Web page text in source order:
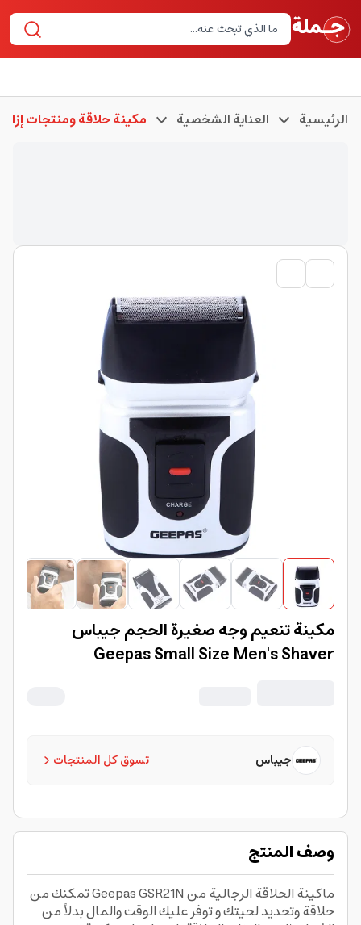
الرئيسية العناية الشخصية مكينة حلاقة ومنتجات
مكينة تنعيم وجه صغيرة الحجم جيباس
Geepas Small Size Men's Shaver
تسوق كل المنتجات جيباس
وصف المنتج
ماكينة الحلاقة الرجالية من Geepas GSR21N تمكنك من
حلاقة وتحديد لحيتك و توفر عليك الوقت والمال بدلاً من